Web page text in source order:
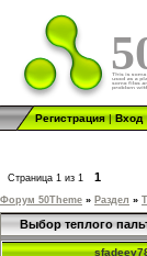
Регистрация|Вход
Страница 1 из 1 1
Форум 50Theme » Раздел »
Выбор теплого